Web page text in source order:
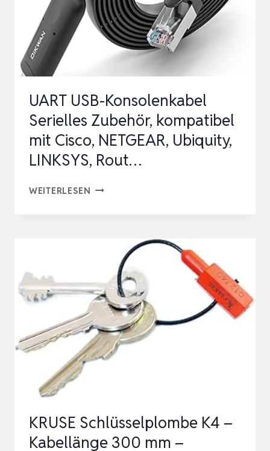
UART USB-Konsolenkabel
Serielles Zubehör, kompatibel
mit Cisco, NETGEAR, Ubiquity,
LINKSYS, Rout…
WEITERLESEN UART
SERIELLES
ZUBEHÖR,
KOMPATIBEL
MIT
CISCO,
NETGEAR,
UBIQUITY,
KRUSE Schlüsselplombe K4 –
Kabellänge 300 mm –